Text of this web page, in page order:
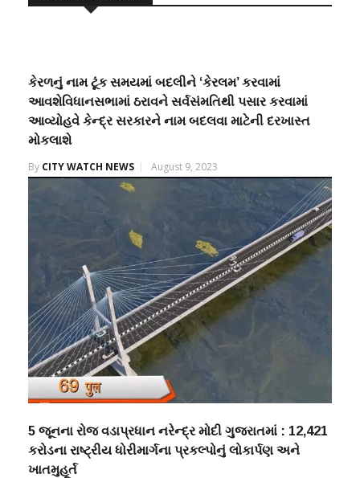
કેરળનું નામ ટૂંક સમયમાં બદલીને ‘કેરલમ’ કરવામાં
આવશેવિધાનસભામાં ઠરાવને સર્વસંમતિથી પસાર કરવામાં
આવ્યોહવે કેન્દ્ર સરકારને નામ બદલવા માટેની દરખાસ્ત
મોકલાશે
By CITY WATCH NEWS August 9, 2023
5 જૂનના રોજ વડાપ્રધાન નરેન્દ્ર મોદી ગુજરાતમાં : ₹12,421
કરોડના રાષ્ટ્રીય ધોરીમાર્ગના પ્રકલ્પોનું લોકાર્પણ અને
ખાતમુહૂર્ત